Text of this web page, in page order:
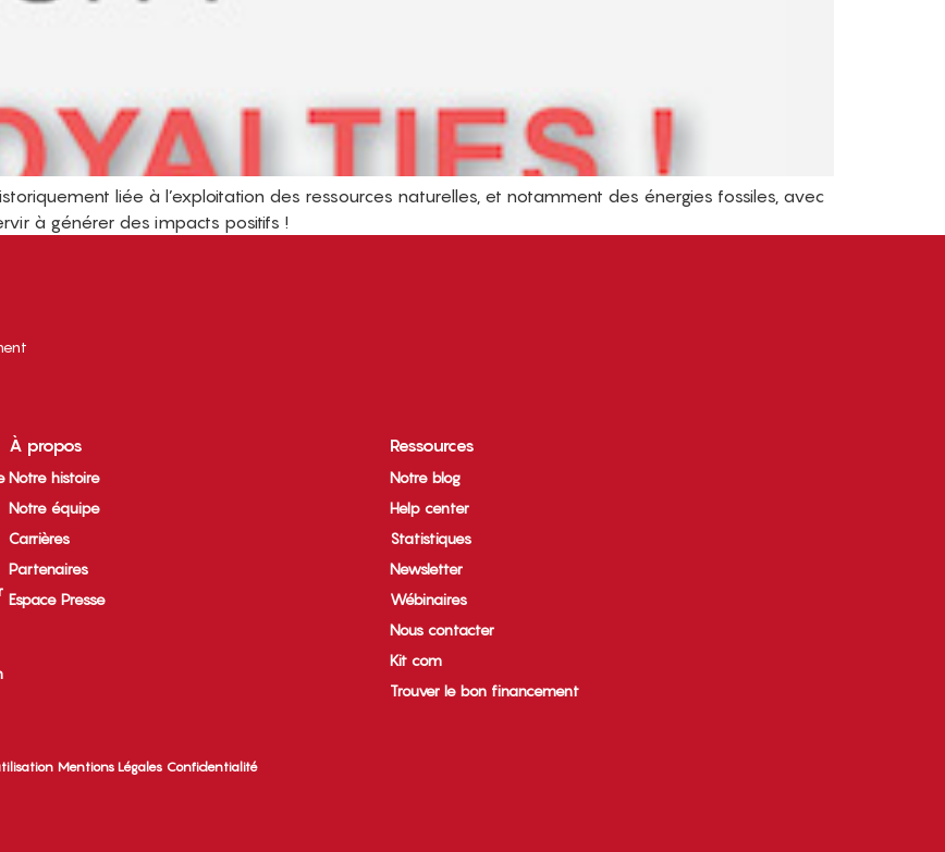
liée à l’exploitation des ressources naturelles, et notamment des énergies fossiles, avec
à générer des impacts positifs !
À propos
Notre histoire
Notre équipe
Carrières
Partenaires
Espace Presse
Ressources
Notre blog
Help center
Statistiques
Newsletter
Wébinaires
Nous contacter
Kit com
Trouver le bon financement
Mentions Légales Confidentialité